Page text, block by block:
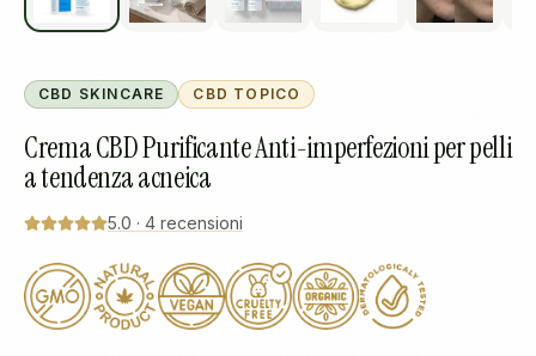
CBD SKINCARE CBD TOPICO
Crema CBD Purificante Anti-imperfezioni per pelli
a tendenza acneica
5.0 · 4 recensioni